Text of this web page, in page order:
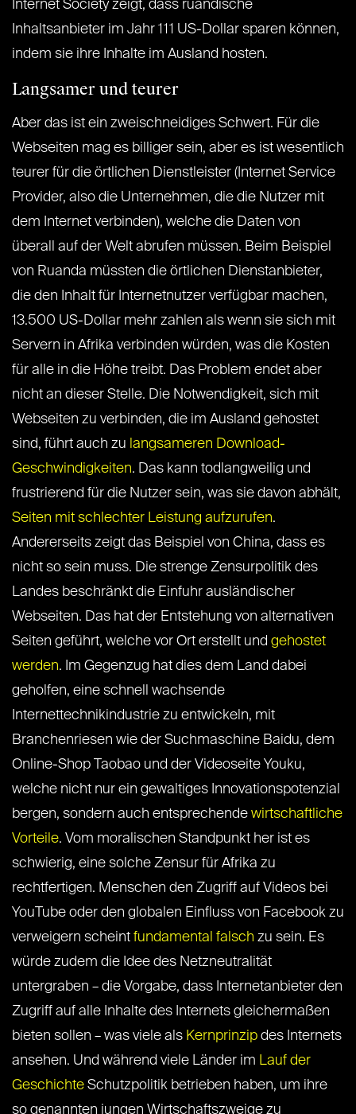
Internet Society zeigt, dass ruandische
Inhaltsanbieter im Jahr 111 US-Dollar sparen können,
indem sie ihre Inhalte im Ausland hosten.
Langsamer und teurer
Aber das ist ein zweischneidiges Schwert. Für die
Webseiten mag es billiger sein, aber es ist wesentlich
teurer für die örtlichen Dienstleister (Internet Service
Provider, also die Unternehmen, die die Nutzer mit
dem Internet verbinden), welche die Daten von
überall auf der Welt abrufen müssen. Beim Beispiel
von Ruanda müssten die örtlichen Dienstanbieter,
die den Inhalt für Internetnutzer verfügbar machen,
13.500 US-Dollar mehr zahlen als wenn sie sich mit
Servern in Afrika verbinden würden, was die Kosten
für alle in die Höhe treibt. Das Problem endet aber
nicht an dieser Stelle. Die Notwendigkeit, sich mit
Webseiten zu verbinden, die im Ausland gehostet
sind, führt auch zu langsameren Download-
Geschwindigkeiten. Das kann todlangweilig und
frustrierend für die Nutzer sein, was sie davon abhält,
Seiten mit schlechter Leistung aufzurufen.
Andererseits zeigt das Beispiel von China, dass es
nicht so sein muss. Die strenge Zensurpolitik des
Landes beschränkt die Einfuhr ausländischer
Webseiten. Das hat der Entstehung von alternativen
Seiten geführt, welche vor Ort erstellt und gehostet
werden. Im Gegenzug hat dies dem Land dabei
geholfen, eine schnell wachsende
Internettechnikindustrie zu entwickeln, mit
Branchenriesen wie der Suchmaschine Baidu, dem
Online-Shop Taobao und der Videoseite Youku,
welche nicht nur ein gewaltiges Innovationspotenzial
bergen, sondern auch entsprechende wirtschaftliche
Vorteile. Vom moralischen Standpunkt her ist es
schwierig, eine solche Zensur für Afrika zu
rechtfertigen. Menschen den Zugriff auf Videos bei
YouTube oder den globalen Einfluss von Facebook zu
verweigern scheint fundamental falsch zu sein. Es
würde zudem die Idee des Netzneutralität
untergraben – die Vorgabe, dass Internetanbieter den
Zugriff auf alle Inhalte des Internets gleichermaßen
bieten sollen – was viele als Kernprinzip des Internets
ansehen. Und während viele Länder im Lauf der
Geschichte Schutzpolitik betrieben haben, um ihre
so genannten jungen Wirtschaftszweige zu